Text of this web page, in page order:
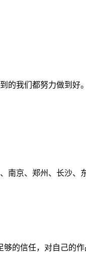
的我们都努力做到好。
京、郑州、长沙
的信任，对自己的作